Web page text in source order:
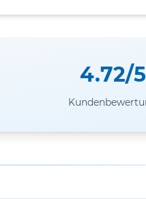
4.72/5